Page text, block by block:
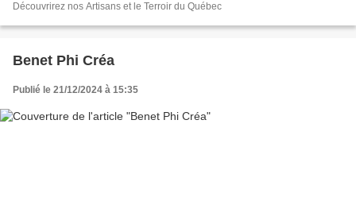
Découvrirez nos Artisans et le Terroir du Québec
Benet Phi Créa
Publié le 21/12/2024 à 15:35